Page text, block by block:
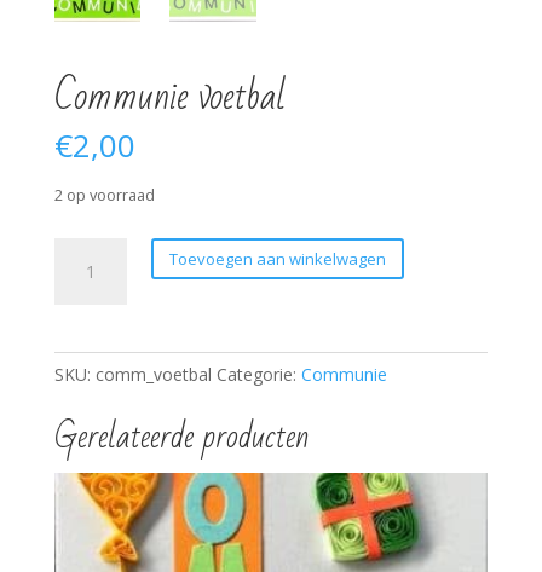
Communie voetbal
€2,00
2 op voorraad
voetbal
Toevoegen aan winkelwagen
SKU: comm_voetbal Categorie: Communie
Gerelateerde producten